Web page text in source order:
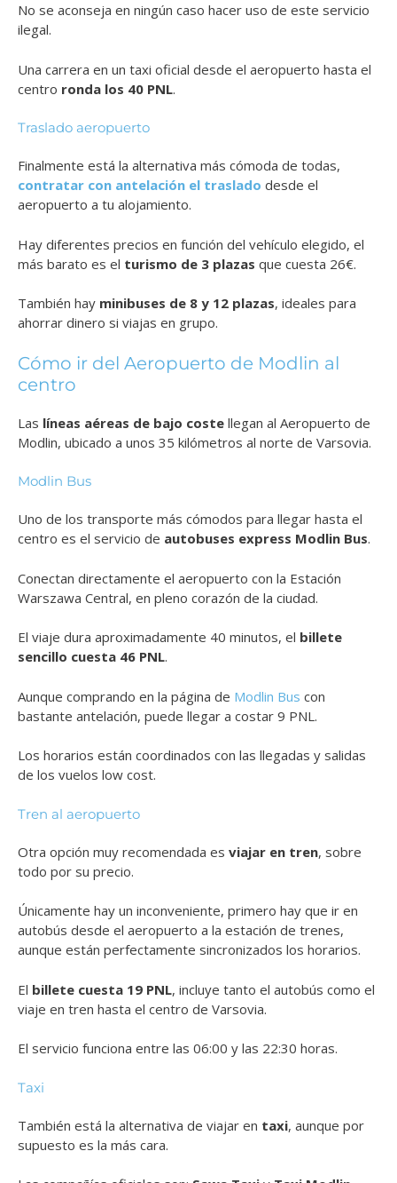
No se aconseja en ningún caso hacer uso de este servicio
ilegal.
Una carrera en un taxi oficial desde el aeropuerto hasta el
centro ronda los 40 PNL.
Traslado aeropuerto
Finalmente está la alternativa más cómoda de todas,
contratar con antelación el traslado desde el
aeropuerto a tu alojamiento.
Hay diferentes precios en función del vehículo elegido, el
más barato es el turismo de 3 plazas que cuesta 26€.
También hay minibuses de 8 y 12 plazas, ideales para
ahorrar dinero si viajas en grupo.
Cómo ir del Aeropuerto de Modlin al
centro
Las líneas aéreas de bajo coste llegan al Aeropuerto de
Modlin, ubicado a unos 35 kilómetros al norte de Varsovia.
Modlin Bus
Uno de los transporte más cómodos para llegar hasta el
centro es el servicio de autobuses express Modlin Bus.
Conectan directamente el aeropuerto con la Estación
Warszawa Central, en pleno corazón de la ciudad.
El viaje dura aproximadamente 40 minutos, el billete
sencillo cuesta 46 PNL.
Aunque comprando en la página de Modlin Bus con
bastante antelación, puede llegar a costar 9 PNL.
Los horarios están coordinados con las llegadas y salidas
de los vuelos low cost.
Tren al aeropuerto
Otra opción muy recomendada es viajar en tren, sobre
todo por su precio.
Únicamente hay un inconveniente, primero hay que ir en
autobús desde el aeropuerto a la estación de trenes,
aunque están perfectamente sincronizados los horarios.
El billete cuesta 19 PNL, incluye tanto el autobús como el
viaje en tren hasta el centro de Varsovia.
El servicio funciona entre las 06:00 y las 22:30 horas.
Taxi
También está la alternativa de viajar en taxi, aunque por
supuesto es la más cara.